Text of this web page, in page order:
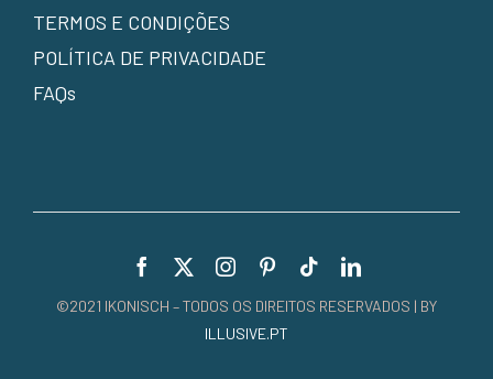
TERMOS E CONDIÇÕES
POLÍTICA DE PRIVACIDADE
FAQs
©2021 IKONISCH – TODOS OS DIREITOS RESERVADOS | BY
ILLUSIVE.PT